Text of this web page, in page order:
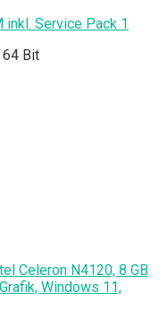
Service Pack 1
Bit
Celeron N4120, 8 GB
Windows 11,